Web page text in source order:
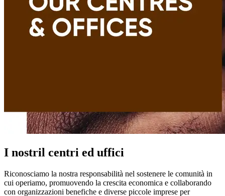
I nostril centri ed uffici
Riconosciamo la nostra responsabilità nel sostenere le comunità in
cui operiamo, promuovendo la crescita economica e collaborando
con organizzazioni benefiche e diverse piccole imprese per